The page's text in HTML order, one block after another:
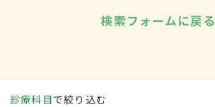
検索フォームに戻る
診療科目で絞り込む